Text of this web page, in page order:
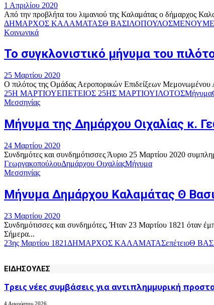
1 Απριλίου 2020
Από την προβλήτα του λιμανιού της Καλαμάτας ο δήμαρχος
ΔΗΜΑΡΧΟΣ ΚΑΛΑΜΑΤΑΣΘ ΒΑΣΙΛΟΠΟΥΛΟΣΜΕΝΟΥΜΕ
Κοινωνικά
Το συγκλονιστικό μήνυμα του
25 Μαρτίου 2020
Ο πιλότος της Ομάδας Αεροπορικών Επιδείξεων Μεμονωμένου
25Η ΜΑΡΤΙΟΥΕΠΕΤΕΙΟΣ 25ΗΣ ΜΑΡΤΙΟΥΙΛΟΤΟΣΜήνυμα
Μεσσηνίας
Μήνυμα της Δημάρχου Οιχαλίας κ.
24 Μαρτίου 2020
Συνδημότες και συνδημότισσες Άυριο 25 Μαρτίου 2020
ΓεωργακοπούλουΔημάρχου ΟιχαλίαςΜήνυμα
Μεσσηνίας
Μήνυμα Δημάρχου Καλαμάτας Θ
23 Μαρτίου 2020
Συνδημότισσες και συνδημότες, Ήταν 23 Μαρτίου 1821 όταν
Σήμερα...
23ης Μαρτίου 1821 ΔΗΜΑΡΧΟΣ ΚΑΛΑΜΑΤΑΣεπέτειοΘ
ΕΙΔΗΣΟΥΛΕΣ
Τρεις νέες συμβάσεις για αντιπλημμυρική
4 Αυγούστου 2026